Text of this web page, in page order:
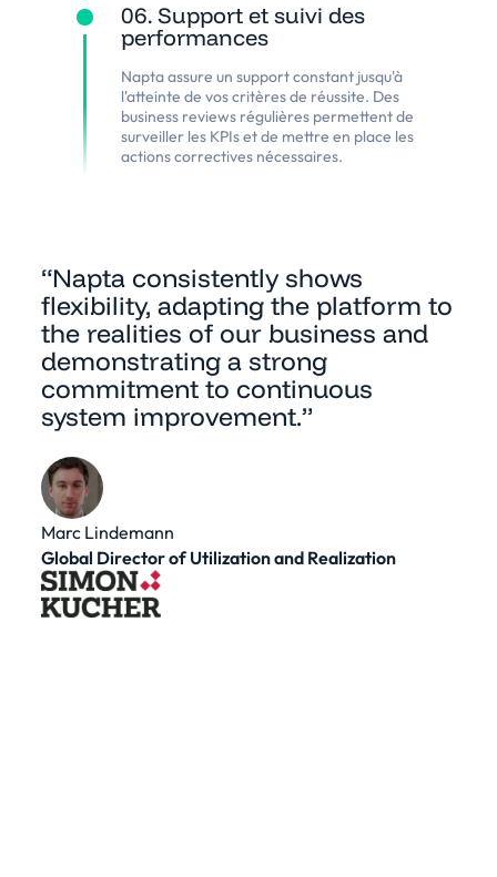
06. Support et suivi des
performances
Napta assure un support constant jusqu'à
l'atteinte de vos critères de réussite. Des
business reviews régulières permettent de
surveiller les KPIs et de mettre en place les
actions correctives nécessaires.
“Napta consistently shows
flexibility, adapting the platform to
the realities of our business and
demonstrating a strong
commitment to continuous
system improvement.”
Marc Lindemann
Global Director of Utilization and Realization